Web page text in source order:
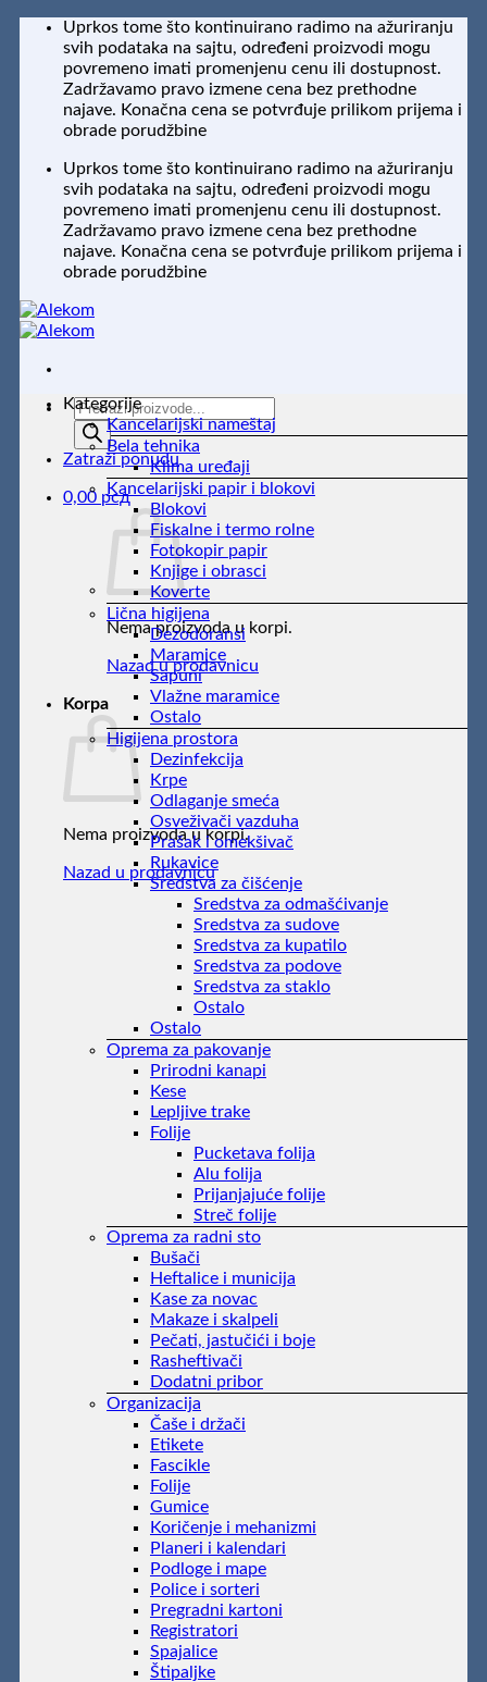
Preskoči
sadržaj
Uprkos tome što kontinuirano radimo na ažuriranju
svih podataka na sajtu, određeni proizvodi mogu
povremeno imati promenjenu cenu ili dostupnost.
Zadržavamo pravo izmene cena bez prethodne
najave. Konačna cena se potvrđuje prilikom prijema i
obrade porudžbine
Uprkos tome što kontinuirano radimo na ažuriranju
svih podataka na sajtu, određeni proizvodi mogu
povremeno imati promenjenu cenu ili dostupnost.
Zadržavamo pravo izmene cena bez prethodne
najave. Konačna cena se potvrđuje prilikom prijema i
obrade porudžbine
Products
search
Zatraži ponudu
0,00 рсд
Nema proizvoda u korpi.
Nazad u prodavnicu
Korpa
Nema proizvoda u korpi.
Nazad u prodavnicu
Kategorije
Kancelarijski nameštaj
Bela tehnika
Klima uređaji
Kancelarijski papir i blokovi
Blokovi
Fiskalne i termo rolne
Fotokopir papir
Knjige i obrasci
Koverte
Lična higijena
Dezodoransi
Maramice
Sapuni
Vlažne maramice
Ostalo
Higijena prostora
Dezinfekcija
Krpe
Odlaganje smeća
Osveživači vazduha
Prašak i omekšivač
Rukavice
Sredstva za čišćenje
Sredstva za odmašćivanje
Sredstva za sudove
Sredstva za kupatilo
Sredstva za podove
Sredstva za staklo
Ostalo
Ostalo
Oprema za pakovanje
Prirodni kanapi
Kese
Lepljive trake
Folije
Pucketava folija
Alu folija
Prijanjajuće folije
Streč folije
Oprema za radni sto
Bušači
Heftalice i municija
Kase za novac
Makaze i skalpeli
Pečati, jastučići i boje
Rasheftivači
Dodatni pribor
Organizacija
Čaše i držači
Etikete
Fascikle
Folije
Gumice
Koričenje i mehanizmi
Planeri i kalendari
Podloge i mape
Police i sorteri
Pregradni kartoni
Registratori
Spajalice
Štipaljke